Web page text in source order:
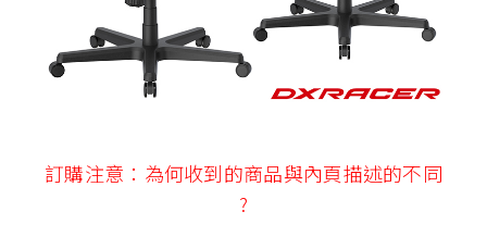
訂購注意：為何收到的商品與內頁描述的不同
?